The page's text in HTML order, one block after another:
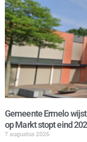
Gemeente Ermelo
op Markt stopt eind
7 augustus 2026